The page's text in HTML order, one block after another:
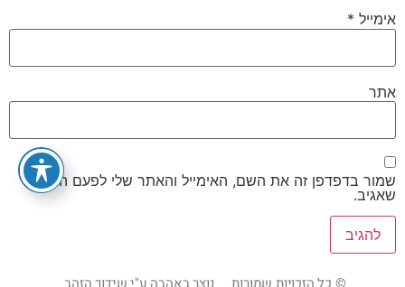
אימייל *
אתר
שמור בדפדפן זה את השם, האימייל והאתר שלי לפעם הבאה
שאגיב.